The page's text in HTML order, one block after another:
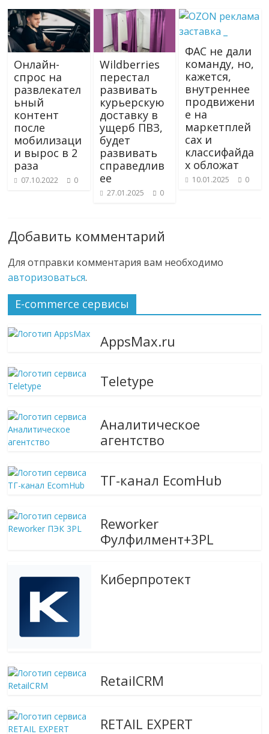
Онлайн-
спрос на
развлекател
ьный
контент
после
мобилизаци
и вырос в 2
раза
07.10.2022 0
Wildberries
перестал
развивать
курьерскую
доставку в
ущерб ПВЗ,
будет
развивать
справедлив
ее
27.01.2025 0
ФАС не дали
команду, но,
кажется,
внутреннее
продвижени
е на
маркетплей
сах и
классифайда
х обложат
10.01.2025 0
Добавить комментарий
Для отправки комментария вам необходимо
авторизоваться.
E-commerce сервисы
AppsMax.ru
Teletype
Аналитическое
агентство
ТГ-канал EcomHub
Reworker
Фулфилмент+3PL
Киберпротект
RetailCRM
RETAIL EXPERT